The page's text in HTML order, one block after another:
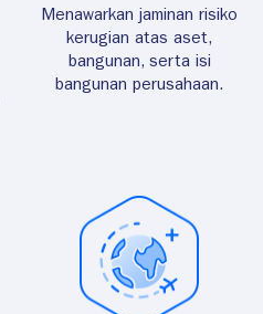
Menawarkan jaminan risiko
kerugian atas aset,
bangunan, serta isi
bangunan perusahaan.